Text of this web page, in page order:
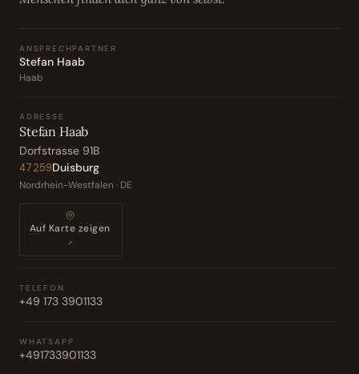
ANSPRECHPARTNER
Stefan Haab
Haab
ADRESSE
Stefan Haab
Dorfstrasse 91B
47259Duisburg
Nordrhein-Westfalen · DE
Auf Karte zeigen
↗
TELEFON
+49 173 3901133
WHATSAPP
+491733901133